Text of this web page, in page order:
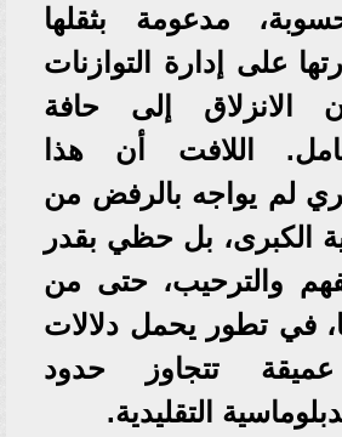
مدعومة بثقلها
على إدارة التوازنات
الانزلاق إلى حافة
اللافت أن هذا
لم يواجه بالرفض من
الكبرى، بل حظي بقدر
والترحيب، حتى من
في تطور يحمل دلالات
عميقة تتجاوز حدود
التقليدية.